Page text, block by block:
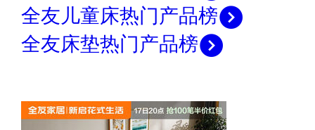
全友儿童床热门产品榜
全友床垫热门产品榜